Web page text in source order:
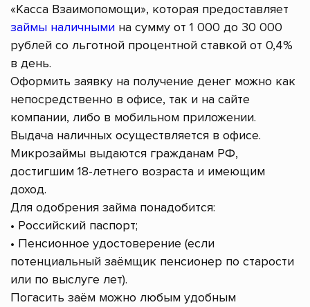
«Касса Взаимопомощи», которая предоставляет
займы наличными на сумму от 1 000 до 30 000
рублей со льготной процентной ставкой от 0,4%
в день.
Оформить заявку на получение денег можно как
непосредственно в офисе, так и на сайте
компании, либо в мобильном приложении.
Выдача наличных осуществляется в офисе.
Микрозаймы выдаются гражданам РФ,
достигшим 18-летнего возраста и имеющим
доход.
Для одобрения займа понадобится:
• Российский паспорт;
• Пенсионное удостоверение (если
потенциальный заёмщик пенсионер по старости
или по выслуге лет).
Погасить заём можно любым удобным